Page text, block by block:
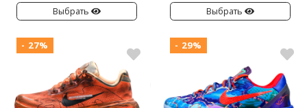
Выбрать Выбрать
- 27% - 29%